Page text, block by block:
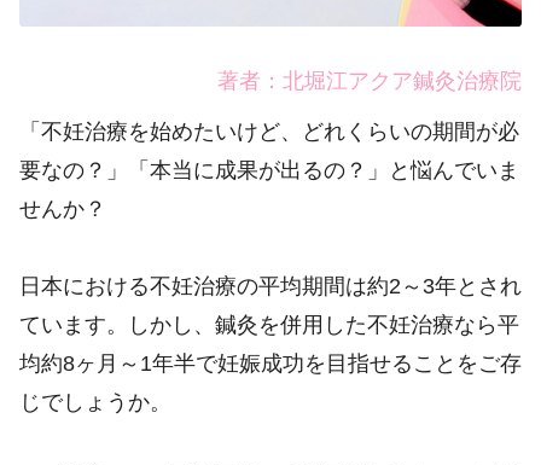
著者：北堀江アクア鍼灸治療院
「不妊治療を始めたいけど、どれくらいの期間が必
要なの？」「本当に成果が出るの？」と悩んでいま
せんか？
日本における不妊治療の平均期間は約2～3年とされ
ています。しかし、鍼灸を併用した不妊治療なら平
均約8ヶ月～1年半で妊娠成功を目指せることをご存
じでしょうか。